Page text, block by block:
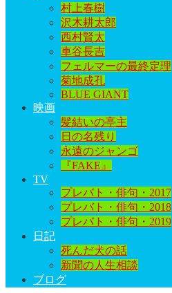
村上春樹
沢木耕太郎
西村賢太
車谷長吉
フェルマーの最終定理
菊地成孔
BLUE GIANT
映画
髪結いの亭主
日の名残り
永遠のジャンゴ
『FAKE』
TV
プレバト・俳句・2017
プレバト・俳句・2018
プレバト・俳句・2019
日記
死んだ犬の話
新聞の人生相談
ブログ